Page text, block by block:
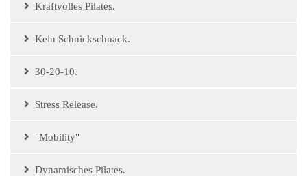
Kraftvolles Pilates.
Kein Schnickschnack.
30-20-10.
Stress Release.
"Mobility"
Dynamisches Pilates.